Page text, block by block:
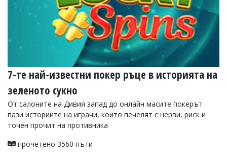
носи
за
тях!
Ако
откриете
обиден
вас
7-те най-известни покер ръце в историята на
зеленото сукно
От салоните на Дивия запад до онлайн масите покерът
пази историите на играчи, които печелят с нерви, риск и
точен прочит на противника
прочетено 3560 пъти